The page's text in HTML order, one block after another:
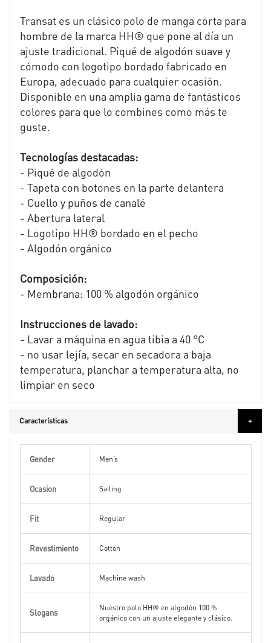
Transat es un clásico polo de manga corta para
hombre de la marca HH® que pone al día un
ajuste tradicional. Piqué de algodón suave y
cómodo con logotipo bordado fabricado en
Europa, adecuado para cualquier ocasión.
Disponible en una amplia gama de fantásticos
colores para que lo combines como más te
guste.
Tecnologías destacadas:
- Piqué de algodón
- Tapeta con botones en la parte delantera
- Cuello y puños de canalé
- Abertura lateral
- Logotipo HH® bordado en el pecho
- Algodón orgánico
Composición:
- Membrana: 100 % algodón orgánico
Instrucciones de lavado:
- Lavar a máquina en agua tibia a 40 °C
- no usar lejía, secar en secadora a baja
temperatura, planchar a temperatura alta, no
limpiar en seco
Características
Información
Gender Men’s
Ocasion Sailing
Fit Regular
Revestimiento Cotton
Lavado Machine wash
Slogans
Nuestro polo HH® en algodón 100 %
orgánico con un ajuste elegante y clásico.